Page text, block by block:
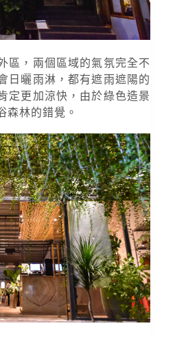
區，兩個區域的氣氛完全不
日曬雨淋，都有遮雨遮陽的
定更加涼快，由於綠色造景
森林的錯覺。